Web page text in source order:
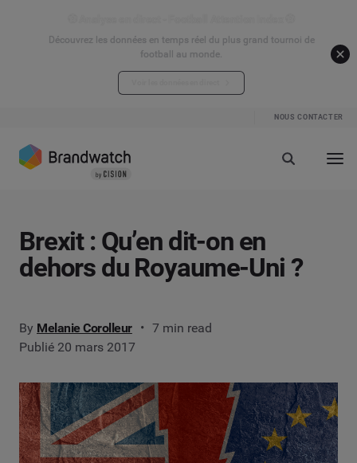
Découvrez les données en temps réel du plus grand tournoi de
football au monde.
NOUS CONTACTER
Brexit : Qu’en dit-on en
dehors du Royaume-Uni ?
By Melanie Corolleur
7 min read
Publié 20 mars 2017